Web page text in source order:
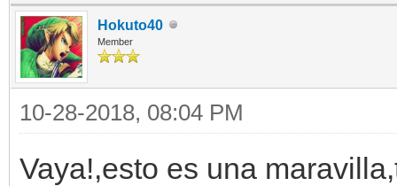
Hokuto40
Member
10-28-2018, 08:04 PM
Vaya!,esto es una